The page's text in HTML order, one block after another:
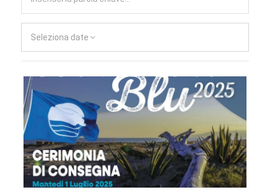
Seleziona date